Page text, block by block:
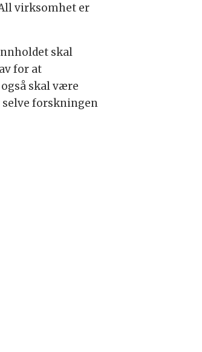
virksomhet er
skal
for at
skal være
selve forskningen